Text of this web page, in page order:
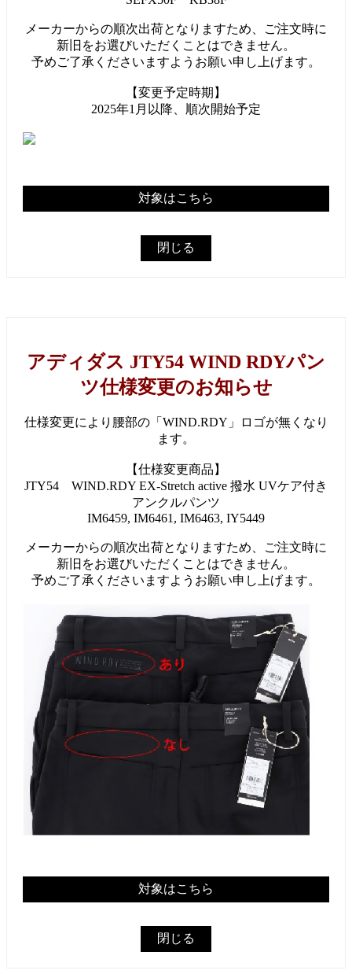
メーカーからの順次出荷となりますため、ご注文時に
新旧をお選びいただくことはできません。
予めご了承くださいますようお願い申し上げます。
【変更予定時期】
2025年1月以降、順次開始予定
対象はこちら
閉じる
アディダス JTY54 WIND RDYパン
ツ仕様変更のお知らせ
仕様変更により腰部の「WIND.RDY」ロゴが無くなり
ます。
【仕様変更商品】
JTY54 WIND.RDY EX-Stretch active 撥水 UVケア付き
アンクルパンツ
IM6459, IM6461, IM6463, IY5449
メーカーからの順次出荷となりますため、ご注文時に
新旧をお選びいただくことはできません。
予めご了承くださいますようお願い申し上げます。
対象はこちら
閉じる